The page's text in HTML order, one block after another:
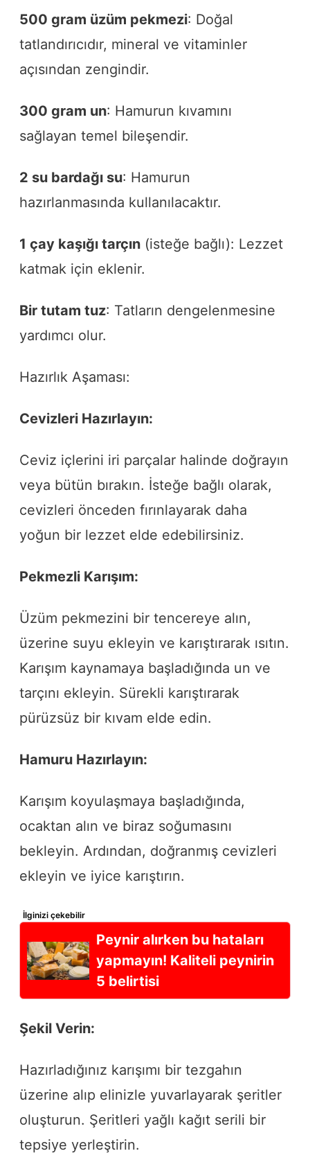
500 gram üzüm pekmezi: Doğal
tatlandırıcıdır, mineral ve vitaminler
açısından zengindir.
300 gram un: Hamurun kıvamını
sağlayan temel bileşendir.
2 su bardağı su: Hamurun
hazırlanmasında kullanılacaktır.
1 çay kaşığı tarçın (isteğe bağlı): Lezzet
katmak için eklenir.
Bir tutam tuz: Tatların dengelenmesine
yardımcı olur.
Hazırlık Aşaması:
Cevizleri Hazırlayın:
Ceviz içlerini iri parçalar halinde doğrayın
veya bütün bırakın. İsteğe bağlı olarak,
cevizleri önceden fırınlayarak daha
yoğun bir lezzet elde edebilirsiniz.
Pekmezli Karışım:
Üzüm pekmezini bir tencereye alın,
üzerine suyu ekleyin ve karıştırarak ısıtın.
Karışım kaynamaya başladığında un ve
tarçını ekleyin. Sürekli karıştırarak
pürüzsüz bir kıvam elde edin.
Hamuru Hazırlayın:
Karışım koyulaşmaya başladığında,
ocaktan alın ve biraz soğumasını
bekleyin. Ardından, doğranmış cevizleri
ekleyin ve iyice karıştırın.
İlginizi çekebilir
Peynir alırken bu hataları
yapmayın! Kaliteli peynirin
5 belirtisi
Şekil Verin:
Hazırladığınız karışımı bir tezgahın
üzerine alıp elinizle yuvarlayarak şeritler
oluşturun. Şeritleri yağlı kağıt serili bir
tepsiye yerleştirin.